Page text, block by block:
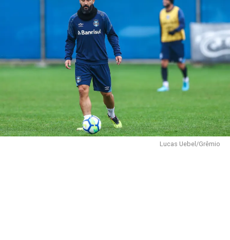
Lucas Uebel/Grêmio